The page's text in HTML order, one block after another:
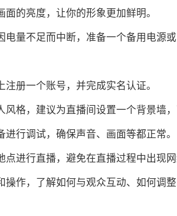
的亮度，让你的形象更加鲜明。
量不足而中断，准备一个备用电源或
册一个账号，并完成实名认证。
风格，建议为直播间设置一个背景墙
行调试，确保声音、画面等都正常。
进行直播，避免在直播过程中出现网
作，了解如何与观众互动、如何调整